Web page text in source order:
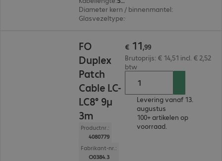
Diameter kern / binnenmantel:
Glasvezeltype:
FO
Duplex
Patch
Cable LC-
LC8° 9µ
3m
Productnr.:
4080779
Fabrikant-nr.:
O0384.3
€ 11,99
Brutoprijs: € 14,51 incl. € 2,52
btw
Levering vanaf 13.
augustus
100+ artikelen op
voorraad.